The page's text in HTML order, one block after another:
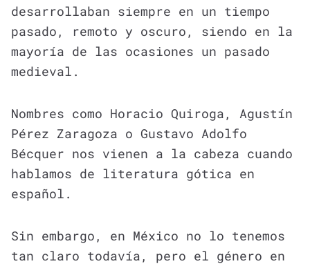
desarrollaban siempre en un tiempo
pasado, remoto y oscuro, siendo en la
mayoría de las ocasiones un pasado
medieval.
Nombres como Horacio Quiroga, Agustín
Pérez Zaragoza o Gustavo Adolfo
Bécquer nos vienen a la cabeza cuando
hablamos de literatura gótica en
español.
Sin embargo, en México no lo tenemos
tan claro todavía, pero el género en